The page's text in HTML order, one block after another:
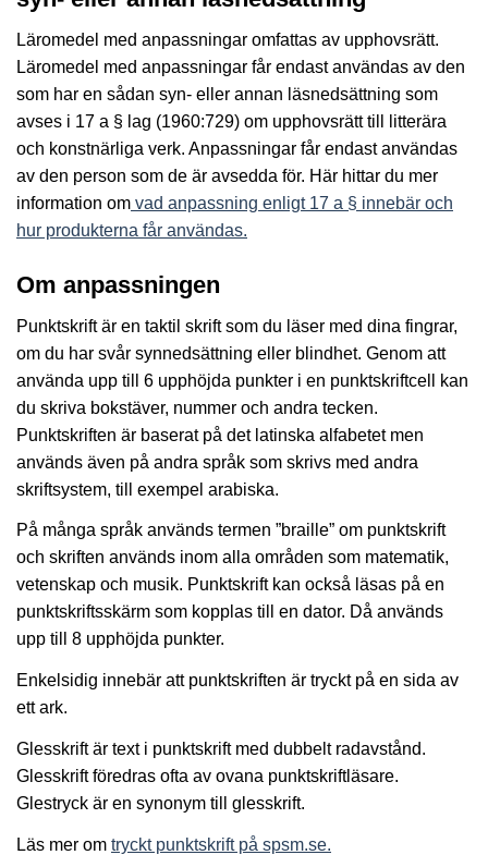
Läromedel med anpassningar omfattas av upphovsrätt.
Läromedel med anpassningar får endast användas av den
som har en sådan syn- eller annan läsnedsättning som
avses i 17 a § lag (1960:729) om upphovsrätt till litterära
och konstnärliga verk. Anpassningar får endast användas
av den person som de är avsedda för. Här hittar du mer
information om vad anpassning enligt 17 a § innebär och
hur produkterna får användas.
Om anpassningen
Punktskrift är en taktil skrift som du läser med dina fingrar,
om du har svår synnedsättning eller blindhet. Genom att
använda upp till 6 upphöjda punkter i en punktskriftcell kan
du skriva bokstäver, nummer och andra tecken.
Punktskriften är baserat på det latinska alfabetet men
används även på andra språk som skrivs med andra
skriftsystem, till exempel arabiska.
På många språk används termen ”braille” om punktskrift
och skriften används inom alla områden som matematik,
vetenskap och musik. Punktskrift kan också läsas på en
punktskriftsskärm som kopplas till en dator. Då används
upp till 8 upphöjda punkter.
Enkelsidig innebär att punktskriften är tryckt på en sida av
ett ark.
Glesskrift är text i punktskrift med dubbelt radavstånd.
Glesskrift föredras ofta av ovana punktskriftläsare.
Glestryck är en synonym till glesskrift.
Läs mer om tryckt punktskrift på spsm.se.